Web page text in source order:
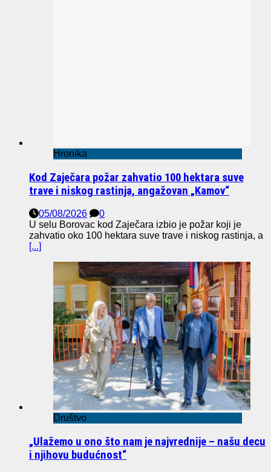
Hronika
Kod Zaječara požar zahvatio 100 hektara suve
trave i niskog rastinja, angažovan „Kamov“
05/08/2026
0
U selu Borovac kod Zaječara izbio je požar koji je
zahvatio oko 100 hektara suve trave i niskog rastinja, a
[...]
Društvo
„Ulažemo u ono što nam je najvrednije – našu decu
i njihovu budućnost“